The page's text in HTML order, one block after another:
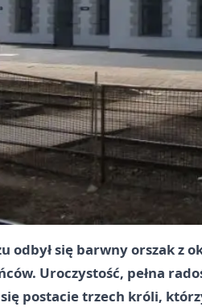
odbył się barwny orszak z
Uroczystość, pełna
się postacie trzech króli,